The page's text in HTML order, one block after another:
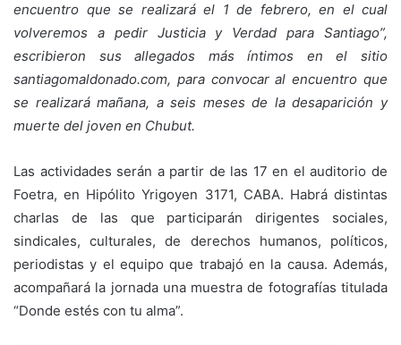
encuentro que se realizará el 1 de febrero, en el cual
volveremos a pedir Justicia y Verdad para Santiago”,
escribieron sus allegados más íntimos en el sitio
santiagomaldonado.com, para convocar al encuentro que
se realizará mañana, a seis meses de la desaparición y
muerte del joven en Chubut.
Las actividades serán a partir de las 17 en el auditorio de
Foetra, en Hipólito Yrigoyen 3171, CABA. Habrá distintas
charlas de las que participarán dirigentes sociales,
sindicales, culturales, de derechos humanos, políticos,
periodistas y el equipo que trabajó en la causa. Además,
acompañará la jornada una muestra de fotografías titulada
“Donde estés con tu alma”.